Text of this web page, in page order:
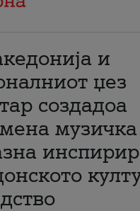
и
џез
создадоа
музичка